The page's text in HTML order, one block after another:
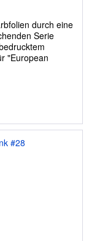
durch eine
Serie
"European